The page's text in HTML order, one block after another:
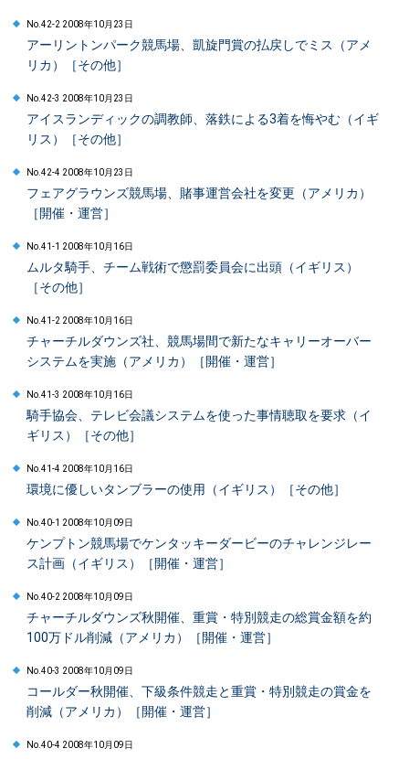
No.42-2 2008年10月23日
アーリントンパーク競馬場、凱旋門賞の払戻しでミス（アメ
リカ）［その他］
No.42-3 2008年10月23日
アイスランディックの調教師、落鉄による3着を悔やむ（イギ
リス）［その他］
No.42-4 2008年10月23日
フェアグラウンズ競馬場、賭事運営会社を変更（アメリカ）
［開催・運営］
No.41-1 2008年10月16日
ムルタ騎手、チーム戦術で懲罰委員会に出頭（イギリス）
［その他］
No.41-2 2008年10月16日
チャーチルダウンズ社、競馬場間で新たなキャリーオーバー
システムを実施（アメリカ）［開催・運営］
No.41-3 2008年10月16日
騎手協会、テレビ会議システムを使った事情聴取を要求（イ
ギリス）［その他］
No.41-4 2008年10月16日
環境に優しいタンブラーの使用（イギリス）［その他］
No.40-1 2008年10月09日
ケンプトン競馬場でケンタッキーダービーのチャレンジレー
ス計画（イギリス）［開催・運営］
No.40-2 2008年10月09日
チャーチルダウンズ秋開催、重賞・特別競走の総賞金額を約
100万ドル削減（アメリカ）［開催・運営］
No.40-3 2008年10月09日
コールダー秋開催、下級条件競走と重賞・特別競走の賞金を
削減（アメリカ）［開催・運営］
No.40-4 2008年10月09日